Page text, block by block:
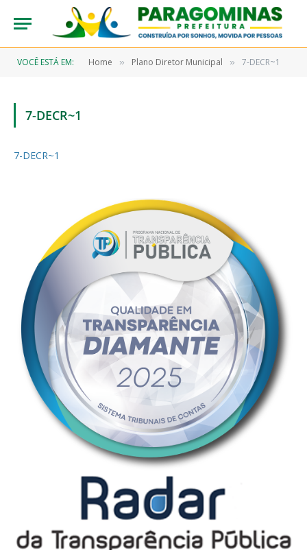
VOCÊ ESTÁ EM: Home » Plano Diretor Municipal » 7-DECR~1
7-DECR~1
7-DECR~1